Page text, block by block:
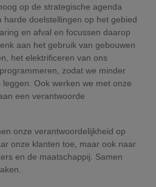
op de strategische agenda
harde doelstellingen op het gebied
en afval en focussen daarop
aan het gebruik van gebouwen
het elektrificeren van ons
zodat we minder
Ook werken we met onze
een verantwoorde
onze verantwoordelijkheid op
onze klanten toe, maar ook naar
en de maatschappij. Samen